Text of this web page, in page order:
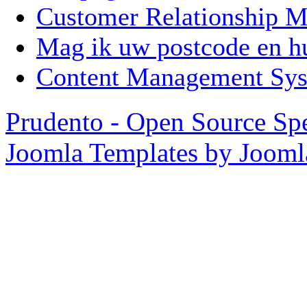
Customer Relationship
Mag ik uw postcode en
Content Management
Prudento - Open Source
Joomla Templates by